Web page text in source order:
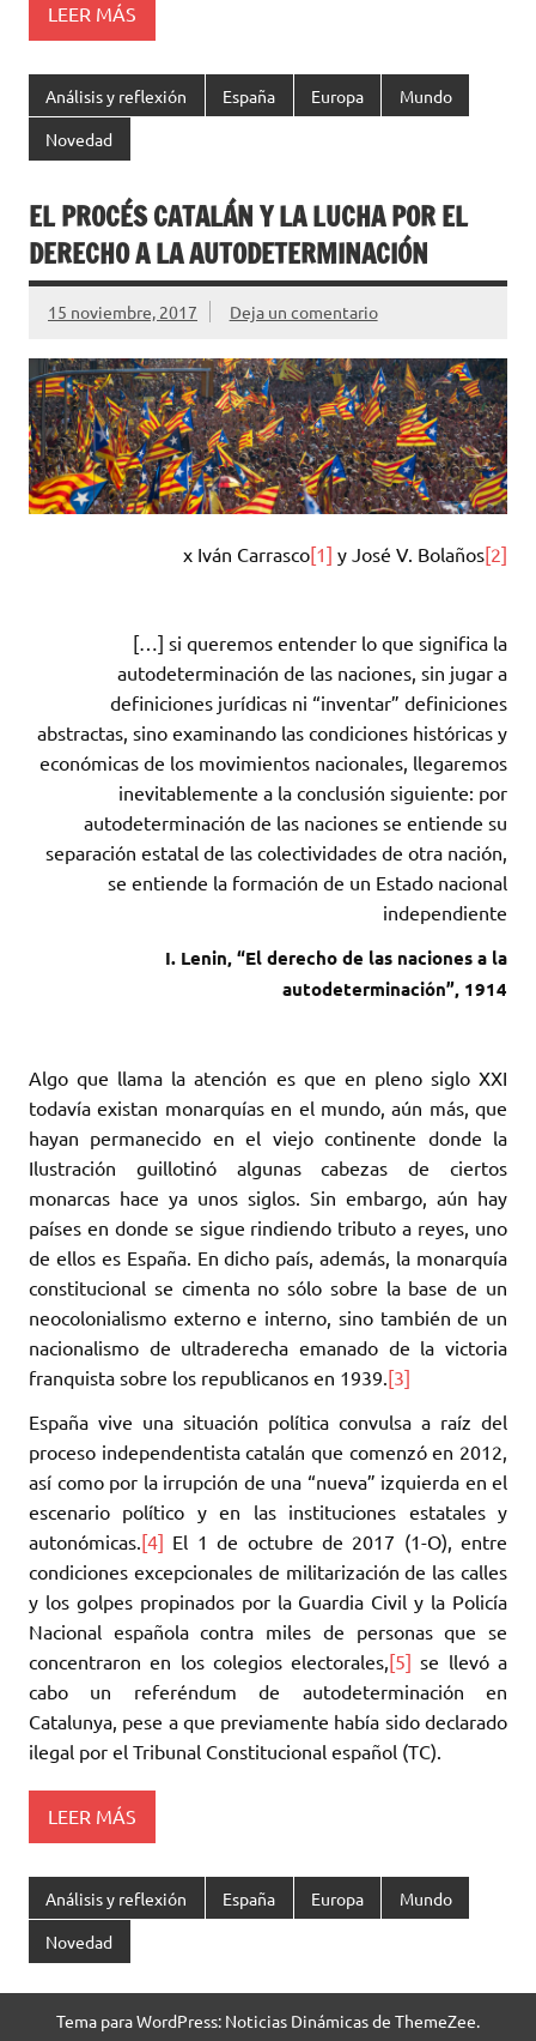
LEER MÁS
Análisis y reflexión España Europa Mundo
Novedad
EL PROCÉS CATALÁN Y LA LUCHA POR EL
DERECHO A LA AUTODETERMINACIÓN
15 noviembre, 2017 Deja un comentario
x Iván Carrasco[1] y José V. Bolaños[2]
[…] si queremos entender lo que significa la
autodeterminación de las naciones, sin jugar a
definiciones jurídicas ni “inventar” definiciones
abstractas, sino examinando las condiciones históricas y
económicas de los movimientos nacionales, llegaremos
inevitablemente a la conclusión siguiente: por
autodeterminación de las naciones se entiende su
separación estatal de las colectividades de otra nación,
se entiende la formación de un Estado nacional
independiente
I. Lenin, “El derecho de las naciones a la
autodeterminación”, 1914
Algo que llama la atención es que en pleno siglo XXI
todavía existan monarquías en el mundo, aún más, que
hayan permanecido en el viejo continente donde la
Ilustración guillotinó algunas cabezas de ciertos
monarcas hace ya unos siglos. Sin embargo, aún hay
países en donde se sigue rindiendo tributo a reyes, uno
de ellos es España. En dicho país, además, la monarquía
constitucional se cimenta no sólo sobre la base de un
neocolonialismo externo e interno, sino también de un
nacionalismo de ultraderecha emanado de la victoria
franquista sobre los republicanos en 1939. [3]
España vive una situación política convulsa a raíz del
proceso independentista catalán que comenzó en 2012,
así como por la irrupción de una “nueva” izquierda en el
escenario político y en las instituciones estatales y
autonómicas. [4] El 1 de octubre de 2017 (1-O), entre
condiciones excepcionales de militarización de las calles
y los golpes propinados por la Guardia Civil y la Policía
Nacional española contra miles de personas que se
concentraron en los colegios electorales, [5] se llevó a
cabo un referéndum de autodeterminación en
Catalunya, pese a que previamente había sido declarado
ilegal por el Tribunal Constitucional español (TC).
LEER MÁS
Análisis y reflexión España Europa Mundo
Novedad
Tema para WordPress: Noticias Dinámicas de ThemeZee.